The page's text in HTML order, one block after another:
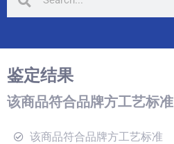
鉴定结果
该商品符合品牌方工艺标准
该商品符合品牌方工艺标准